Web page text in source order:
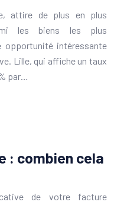
attire de plus en plus
les biens les plus
opportunité intéressante
Lille, qui affiche un taux
par…
: combien cela
de votre facture